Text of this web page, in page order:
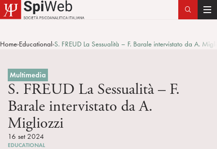
T
g
Home>Educational>S. FREUD La Sessualità – F. Barale intervistato da A.
Multimedia
S. FREUD La Sessualità – F.
Barale intervistato da A.
Migliozzi
16 set 2024
EDUCATIONAL